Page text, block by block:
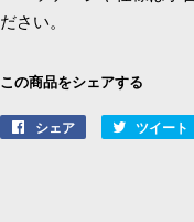
ださい。
この商品をシェアする
シェア
Facebookツイート